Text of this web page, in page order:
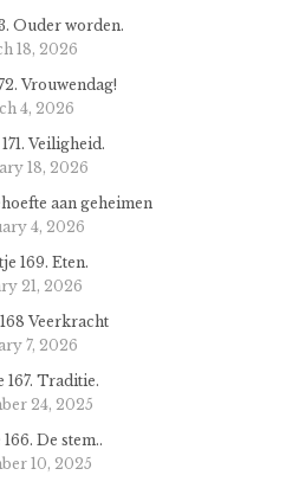
Ouder worden.
18, 2026
Vrouwendag!
4, 2026
Veiligheid.
18, 2026
aan geheimen
4, 2026
169. Eten.
21, 2026
Veerkracht
7, 2026
167. Traditie.
24, 2025
De stem..
10, 2025